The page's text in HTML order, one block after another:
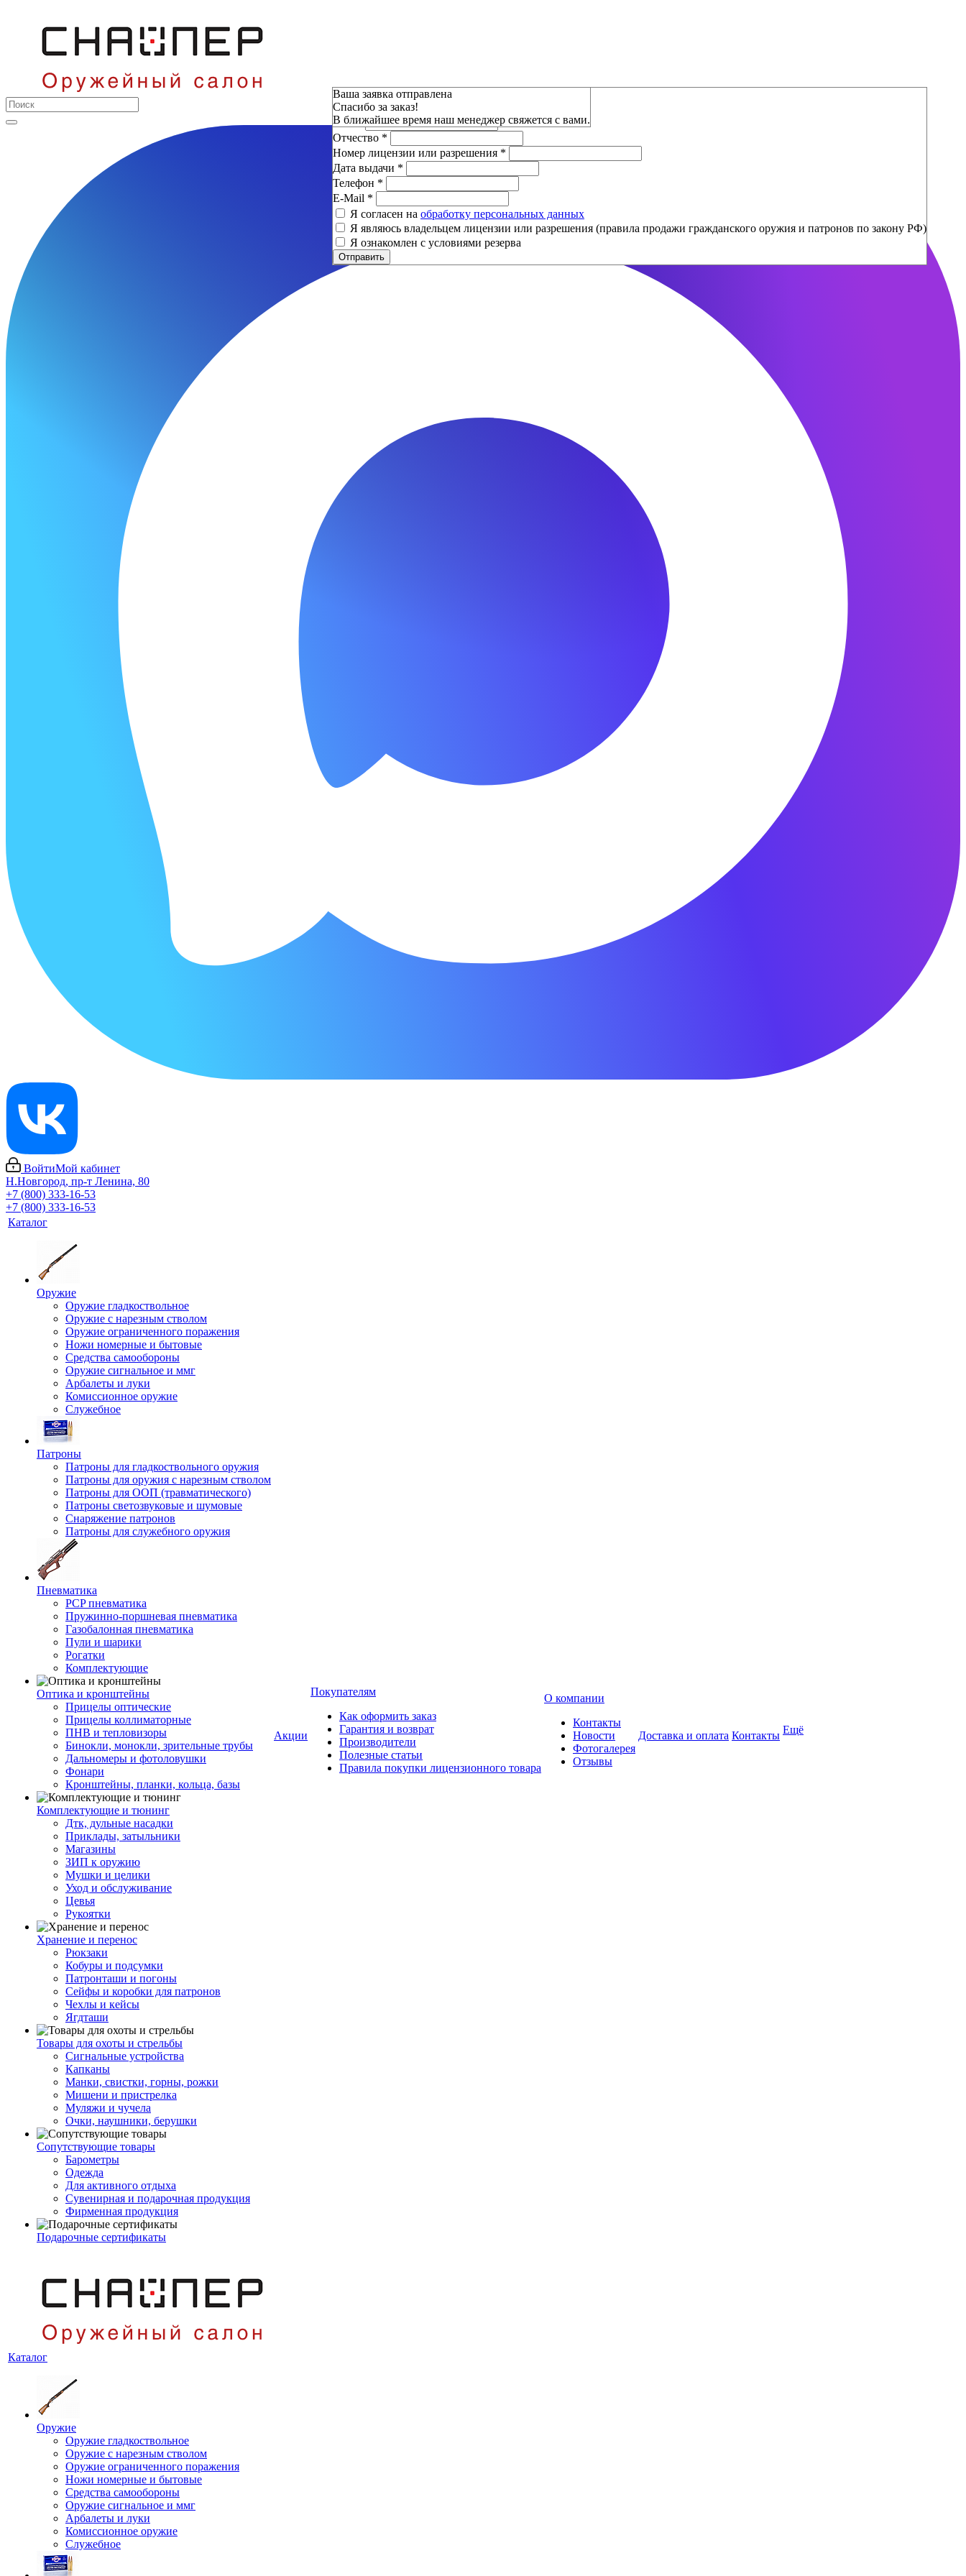
ВойтиМой кабинет
Н.Новгород, пр-т Ленина, 80
+7 (800) 333-16-53
+7 (800) 333-16-53
Каталог
Оружие
Оружие гладкоствольное
Оружие с нарезным стволом
Оружие ограниченного поражения
Ножи номерные и бытовые
Средства самообороны
Оружие сигнальное и ммг
Арбалеты и луки
Комиссионное оружие
Служебное
Патроны
Патроны для гладкоствольного оружия
Патроны для оружия с нарезным стволом
Патроны для ООП (травматического)
Патроны светозвуковые и шумовые
Снаряжение патронов
Патроны для служебного оружия
Пневматика
PCP пневматика
Пружинно-поршневая пневматика
Газобалонная пневматика
Пули и шарики
Рогатки
Комплектующие
Оптика и кронштейны
Прицелы оптические
Прицелы коллиматорные
ПНВ и тепловизоры
Бинокли, монокли, зрительные трубы
Дальномеры и фотоловушки
Фонари
Кронштейны, планки, кольца, базы
Комплектующие и тюнинг
Дтк, дульные насадки
Приклады, затыльники
Магазины
ЗИП к оружию
Мушки и целики
Уход и обслуживание
Цевья
Рукоятки
Хранение и перенос
Рюкзаки
Кобуры и подсумки
Патронташи и погоны
Сейфы и коробки для патронов
Чехлы и кейсы
Ягдташи
Товары для охоты и стрельбы
Сигнальные устройства
Капканы
Манки, свистки, горны, рожки
Мишени и пристрелка
Муляжи и чучела
Очки, наушники, берушки
Сопутствующие товары
Барометры
Одежда
Для активного отдыха
Сувенирная и подарочная продукция
Фирменная продукция
Подарочные сертификаты
Акции
Покупателям
Как оформить заказ
Гарантия и возврат
Производители
Полезные статьи
Правила покупки лицензионного товара
О компании
Контакты
Новости
Фотогалерея
Отзывы
Доставка и оплата Контакты Ещё
Каталог
Оружие
Оружие гладкоствольное
Оружие с нарезным стволом
Оружие ограниченного поражения
Ножи номерные и бытовые
Средства самообороны
Оружие сигнальное и ммг
Арбалеты и луки
Комиссионное оружие
Служебное
Зарезервировать
Фамилия*
Имя*
Отчество *
Номер лицензии или разрешения *
Дата выдачи *
Телефон *
E-Mail *
Я согласен на обработку персональных данных
Я являюсь владельцем лицензии или разрешения (правила продажи гражданского оружия и патронов по закону РФ)
Я ознакомлен с условиями резерва
Отправить
Ваша заявка отправлена
Спасибо за заказ!
В ближайшее время наш менеджер свяжется с вами.